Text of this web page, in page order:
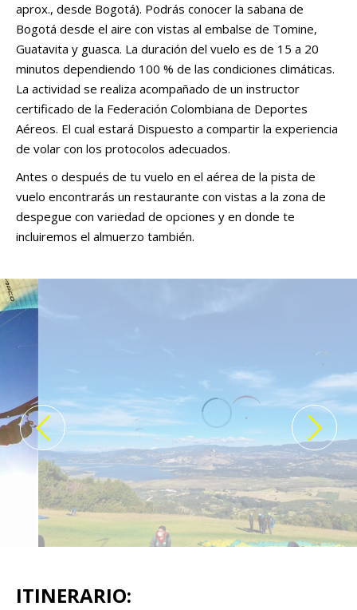
aprox., desde Bogotá). Podrás conocer la sabana de
Bogotá desde el aire con vistas al embalse de Tomine,
Guatavita y guasca. La duración del vuelo es de 15 a 20
minutos dependiendo 100 % de las condiciones climáticas.
La actividad se realiza acompañado de un instructor
certificado de la Federación Colombiana de Deportes
Aéreos. El cual estará Dispuesto a compartir la experiencia
de volar con los protocolos adecuados.
Antes o después de tu vuelo en el aérea de la pista de
vuelo encontrarás un restaurante con vistas a la zona de
despegue con variedad de opciones y en donde te
incluiremos el almuerzo también.
ITINERARIO: